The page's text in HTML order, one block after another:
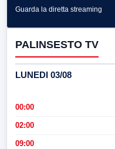
Guarda la diretta streaming
PALINSESTO TV
LUNEDI 03/08
00:00
02:00
09:00